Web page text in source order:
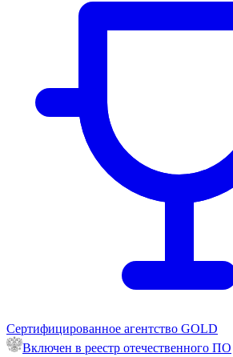
Сертифицированное агентство GOLD
Включен в реестр отечественного ПО